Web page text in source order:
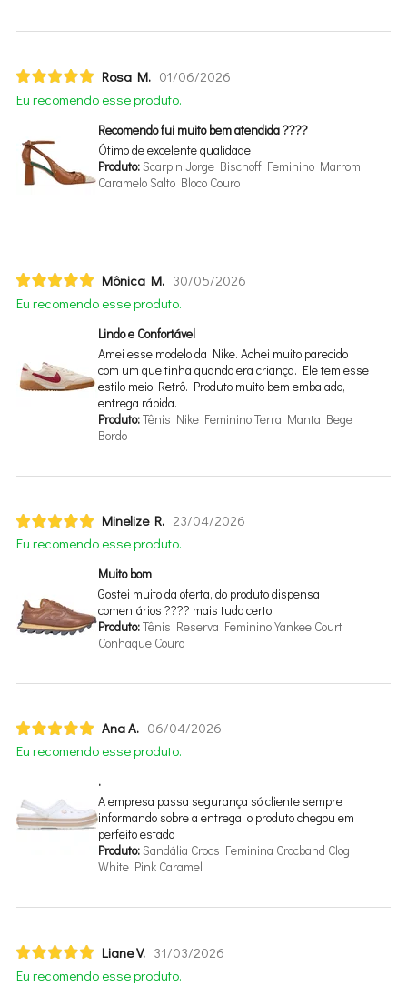
Rosa M. 01/06/2026
Eu recomendo esse produto.
Recomendo fui muito bem atendida ????
Ótimo de excelente qualidade
Produto:Scarpin Jorge Bischoff Feminino Marrom
Caramelo Salto Bloco Couro
Mônica M. 30/05/2026
Eu recomendo esse produto.
Lindo e Confortável
Amei esse modelo da Nike. Achei muito parecido
com um que tinha quando era criança. Ele tem esse
estilo meio Retrô. Produto muito bem embalado,
entrega rápida.
Produto:Tênis Nike Feminino Terra Manta Bege
Bordo
Minelize R. 23/04/2026
Eu recomendo esse produto.
Muito bom
Gostei muito da oferta, do produto dispensa
comentários ???? mais tudo certo.
Produto:Tênis Reserva Feminino Yankee Court
Conhaque Couro
Ana A. 06/04/2026
Eu recomendo esse produto.
.
A empresa passa segurança só cliente sempre
informando sobre a entrega, o produto chegou em
perfeito estado
Produto:Sandália Crocs Feminina Crocband Clog
White Pink Caramel
Liane V. 31/03/2026
Eu recomendo esse produto.